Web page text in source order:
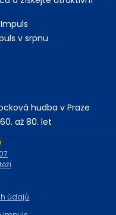
v srpnu
hudba v Praze
až 80. let
údajů